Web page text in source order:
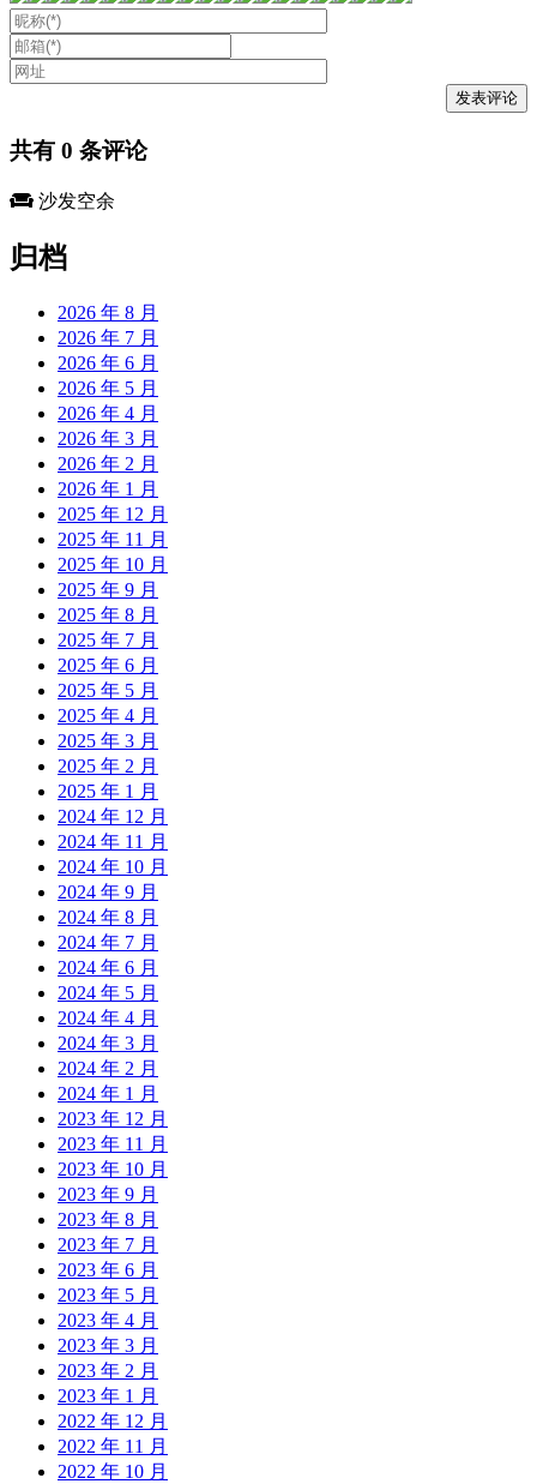
共有 0 条评论
沙发空余
归档
2026 年 8 月
2026 年 7 月
2026 年 6 月
2026 年 5 月
2026 年 4 月
2026 年 3 月
2026 年 2 月
2026 年 1 月
2025 年 12 月
2025 年 11 月
2025 年 10 月
2025 年 9 月
2025 年 8 月
2025 年 7 月
2025 年 6 月
2025 年 5 月
2025 年 4 月
2025 年 3 月
2025 年 2 月
2025 年 1 月
2024 年 12 月
2024 年 11 月
2024 年 10 月
2024 年 9 月
2024 年 8 月
2024 年 7 月
2024 年 6 月
2024 年 5 月
2024 年 4 月
2024 年 3 月
2024 年 2 月
2024 年 1 月
2023 年 12 月
2023 年 11 月
2023 年 10 月
2023 年 9 月
2023 年 8 月
2023 年 7 月
2023 年 6 月
2023 年 5 月
2023 年 4 月
2023 年 3 月
2023 年 2 月
2023 年 1 月
2022 年 12 月
2022 年 11 月
2022 年 10 月